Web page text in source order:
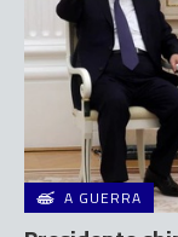
A GUERRA